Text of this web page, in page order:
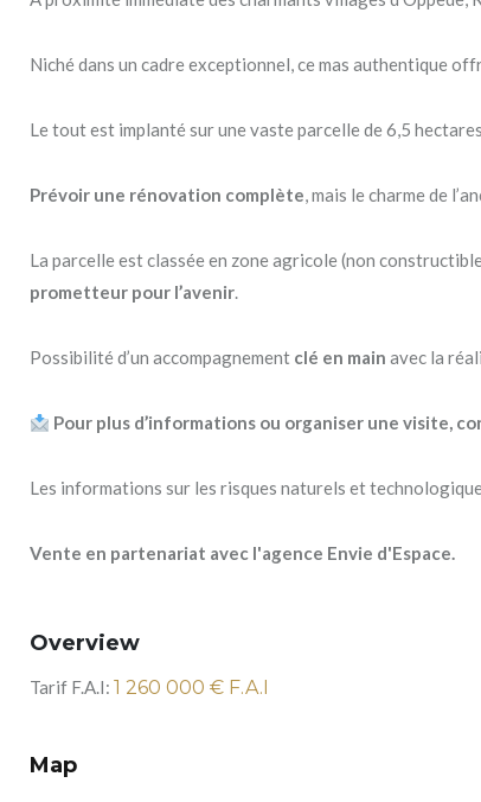
Niché dans un cadre exceptionnel, ce mas authentique
Le tout est implanté sur une vaste parcelle de 6,5
Prévoir une rénovation complète, mais le charme de
La parcelle est classée en zone agricole (non
prometteur pour l’avenir.
Possibilité d’un accompagnement clé en main avec la
Pour plus d’informations ou organiser une visite,
Les informations sur les risques naturels et
Vente en partenariat avec l'agence Envie d'Espace.
Overview
Tarif F.A.I: 1 260 000 € F.A.I
Map